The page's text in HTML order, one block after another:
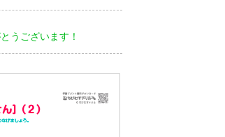
うございます！